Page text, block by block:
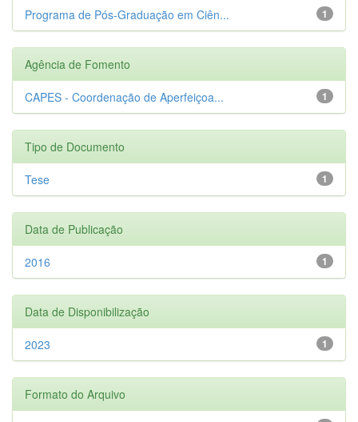
1
Programa de Pós-Graduação em Ciên...
Agência de Fomento
1
CAPES - Coordenação de Aperfeiçoa...
Tipo de Documento
1
Tese
Data de Publicação
1
2016
Data de Disponibilização
1
2023
Formato do Arquivo